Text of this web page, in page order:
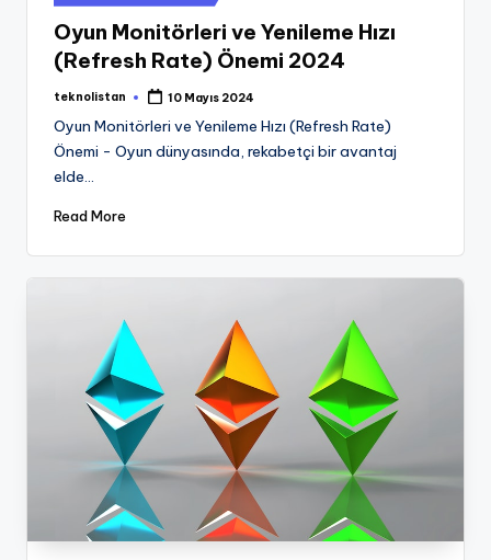
in
Oyun Monitörleri ve Yenileme Hızı
(Refresh Rate) Önemi 2024
Posted
teknolistan 10 Mayıs 2024
Oyun Monitörleri ve Yenileme Hızı (Refresh Rate)
Önemi - Oyun dünyasında, rekabetçi bir avantaj
elde…
Read More